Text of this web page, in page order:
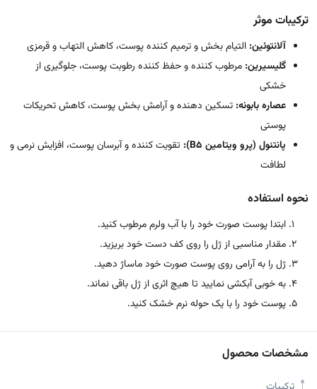
ترکیبات موثر
آلانتوئین: التیام بخش و ترمیم کننده پوست، کاهش التهاب و قرمزی
گلیسیرین: مرطوب کننده و حفظ کننده رطوبت پوست، جلوگیری از
خشکی
عصاره بابونه: تسکین دهنده و آرامش بخش پوست، کاهش تحریکات
پوستی
پانتنول (پرو ویتامین B5):
تقویت کننده و آبرسان پوست، افزایش نرمی و
لطافت
نحوه استفاده
ابتدا پوست صورت خود را با آب ولرم مرطوب کنید.
مقدار مناسبی از ژل را روی کف دست خود بریزید.
ژل را به آرامی روی پوست صورت خود ماساژ دهید.
به خوبی آبکشی نمایید تا هیچ اثری از ژل باقی نماند.
پوست خود را با یک حوله نرم خشک کنید.
مشخصات محصول